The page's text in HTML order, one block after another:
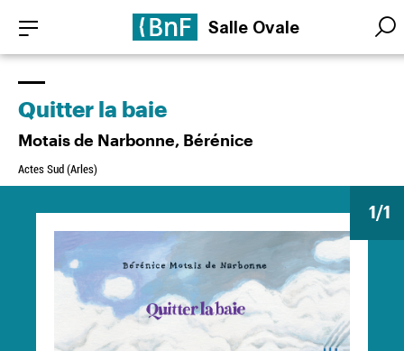
contenu
principal
Salle Ovale
1/1
Quitter la baie
Motais de Narbonne, Bérénice
Actes Sud (Arles)
Panneau de gestion des cookies